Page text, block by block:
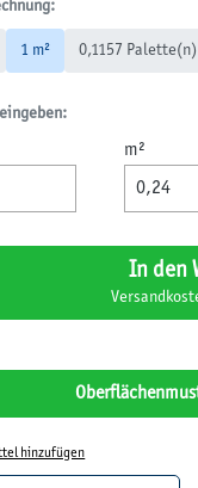
1 m² 0,1157 Palette(n)
m²
In den
hinzufügen